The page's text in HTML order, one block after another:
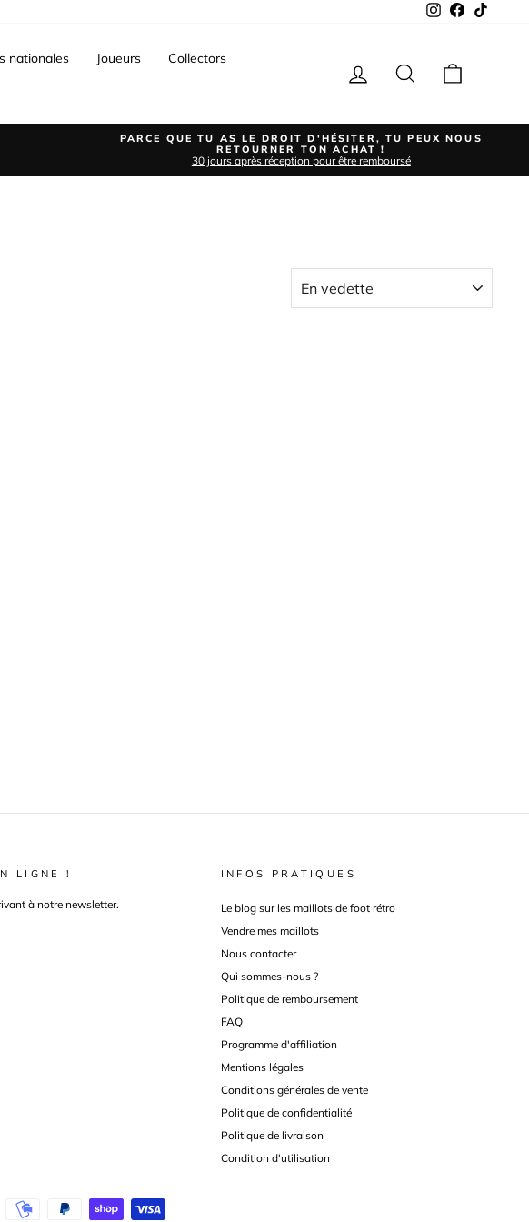
InstagramFacebook
nationales Joueurs
Collectors
Se connecterRechercher
PARCE QUE TU AS LE DROIT D'HÉSITER, TU PEUX NOUS
RETOURNER TON ACHAT !
30 jours après réception pour être remboursé
LIGNE !
à notre newsletter.
INFOS PRATIQUES
Le blog sur les maillots de foot rétro
Vendre mes maillots
Nous contacter
Qui sommes-nous ?
Politique de remboursement
FAQ
Programme d'affiliation
Mentions légales
Conditions générales de vente
Politique de confidentialité
Politique de livraison
Condition d'utilisation